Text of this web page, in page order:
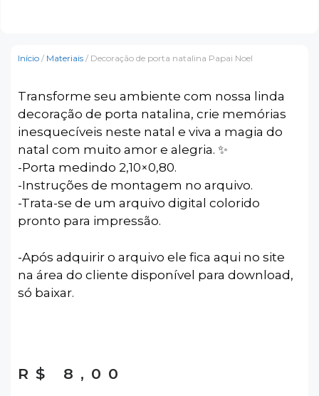
Início / Materiais / Decoração de porta natalina Papai Noel
Transforme seu ambiente com nossa linda
decoração de porta natalina, crie memórias
inesquecíveis neste natal e viva a magia do
natal com muito amor e alegria. ✨️
-Porta medindo 2,10×0,80.
-Instruções de montagem no arquivo.
-Trata-se de um arquivo digital colorido
pronto para impressão.
-Após adquirir o arquivo ele fica aqui no site
na área do cliente disponível para download,
só baixar.
R$ 8,00